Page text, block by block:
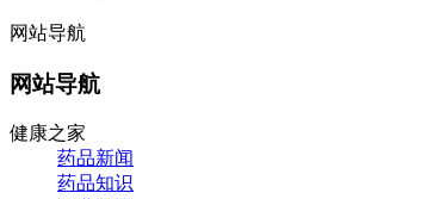
网站导航
网站导航
健康之家
药品新闻
药品知识